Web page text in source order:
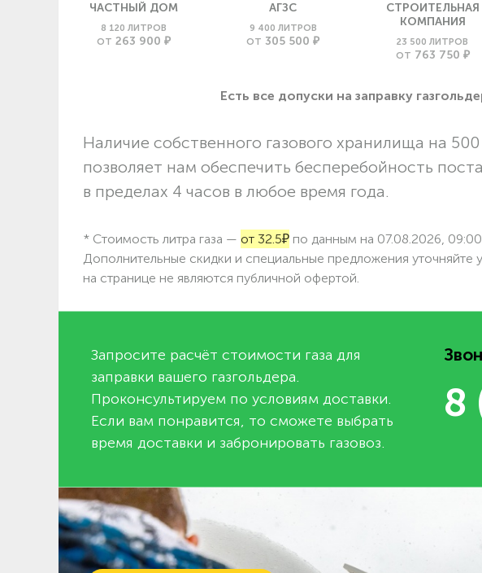
ЧАСТНЫЙ ДОМ
8 120 ЛИТРОВ
ОТ 263 900 ₽
АГЗС
9 400 ЛИТРОВ
ОТ 305 500 ₽
СТРОИТЕЛЬНАЯ
КОМПАНИЯ
23 500 ЛИТРОВ
ОТ 763 750 ₽
Есть все допуски нa заправку
Наличие собственного газового хранилища на
позволяет нам обеспечить бесперебойность
в пределах 4 часов в любое время года.
* Стоимость литра газа — от 32.5₽ по данным на 07.08.2026,
Дополнительные скидки и специальные предложения уточняйте
на странице не являются публичной офертой.
Запросите расчёт стоимости газа для
заправки вашего газгольдера.
Проконсультируем по условиям доставки.
Если вам понравится, то сможете выбрать
время доставки и забронировать газовоз.
8